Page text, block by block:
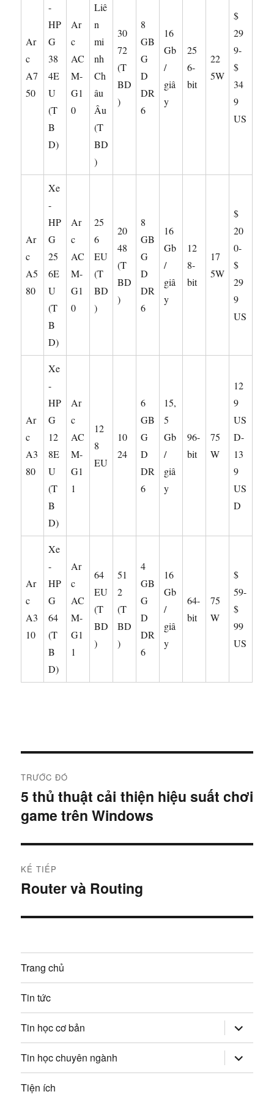
Ar
c
A7
50
-
HP
G
38
4E
U
(T
B
D)
Ar
c
AC
M-
G1
0
Liê
n
mi
nh
Ch
âu
Âu
(T
BD
)
30
72
(T
BD
)
8
GB
G
D
DR
6
16
Gb
/
giâ
y
25
6-
bit
22
5W
$
29
9-
$
34
9
US
Ar
c
A5
80
Xe
-
HP
G
25
6E
U
(T
B
D)
Ar
c
AC
M-
G1
0
25
6
EU
(T
BD
)
20
48
(T
BD
)
8
GB
G
D
DR
6
16
Gb
/
giâ
y
12
8-
bit
17
5W
$
20
0-
$
29
9
US
Ar
c
A3
80
Xe
-
HP
G
12
8E
U
(T
B
D)
Ar
c
AC
M-
G1
1
12
8
EU
10
24
6
GB
G
D
DR
6
15,
5
Gb
/
giâ
y
96-
bit
75
W
12
9
US
D-
13
9
US
D
Ar
c
A3
10
Xe
-
HP
G
64
(T
B
D)
Ar
c
AC
M-
G1
1
64
EU
(T
BD
)
51
2
(T
BD
)
4
GB
G
D
DR
6
16
Gb
/
giâ
y
64-
bit
75
W
$
59-
$
99
US
i
ề
u
h
ư
ớ
g
b
à
i
v
TRƯỚC ĐÓ
B
à
t
r
ư
ớ
c
5 thủ thuật cải thiện hiệu suất chơi
game trên Windows
KẾ TIẾP
B
i
i
ế
Router và Routing
Trang chủ
Tin tức
Tin học cơ bản mở
rộng
trình
đơn
con
Tin học chuyên ngành mở
rộng
trình
Tiện ích